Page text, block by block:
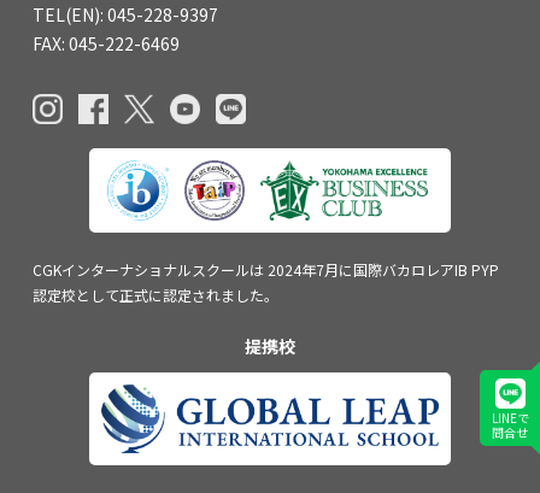
TEL(EN): 045-228-9397
FAX: 045-222-6469
CGKインターナショナルスクールは 2024年7月に国際バカロレアIB PYP
認定校として正式に認定されました。
提携校
LINEで
問合せ